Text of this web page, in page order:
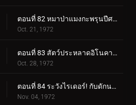
ตอนที่ 82 หมาป่าแมงกะพรุนปีศาจ ชั่วโมงเร่งด่วนอันน่าสะพรึงกลัว
Oct. 21, 1972
ตอนที่ 83 สัตว์ประหลาดอิโนคาบุตง เอาชนะไรเดอร์ด้วยแก๊สบ้าคลั่ง
Oct. 28, 1972
ตอนที่ 84 ระวังไรเดอร์! กับดักนรกของอิโซจินจากัวร์
Nov. 04, 1972